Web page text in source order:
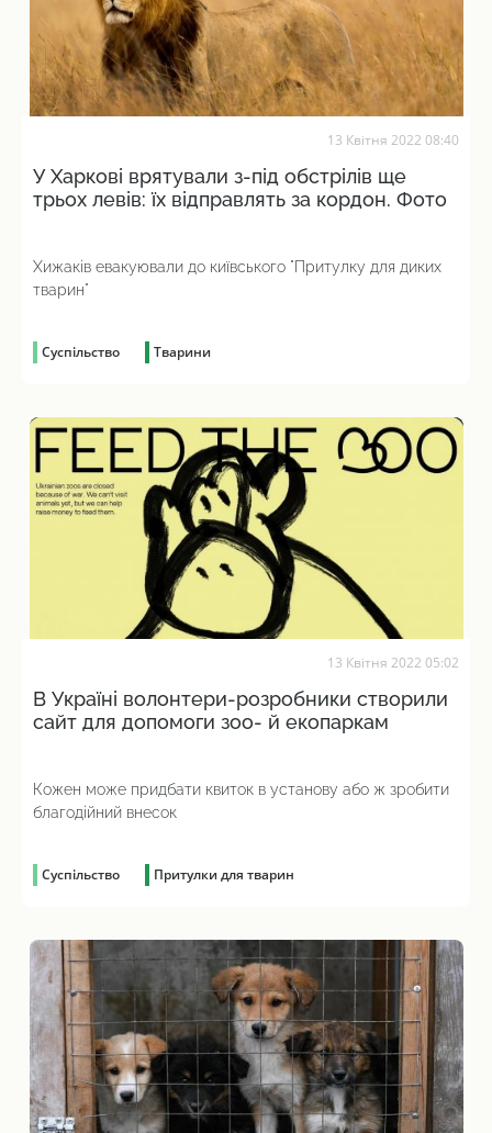
13 Квітня 2022 08:40
У Харкові врятували з-під обстрілів ще
трьох левів: їх відправлять за кордон. Фото
Хижаків евакуювали до київського "Притулку для диких
тварин"
Суспільство Тварини
13 Квітня 2022 05:02
В Україні волонтери-розробники створили
сайт для допомоги зоо- й екопаркам
Кожен може придбати квиток в установу або ж зробити
благодійний внесок
Суспільство Притулки для тварин